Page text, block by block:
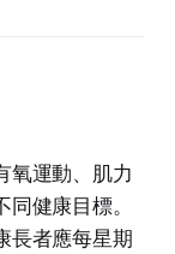
氧運動、肌力
健康目標。
長者應每星期